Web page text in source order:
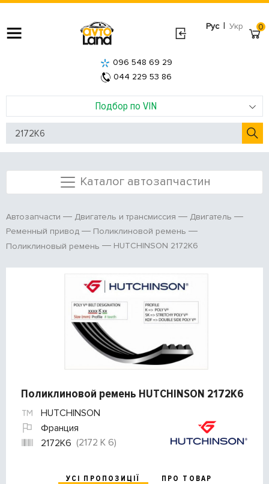
Рус | Укр
Подбор по VIN
096 548 69 29
044 229 53 86
0
Каталог автозапчастин
Автозапчасти Двигатель и трансмиссия
Двигатель
Ременный привод
Поликлиновой ремень
Поликлиновый ремень
HUTCHINSON 2172K6
Поликлиновой ремень HUTCHINSON 2172K6
HUTCHINSON
Франция
2172K6 (2172 K 6)
УСІ ПРОПОЗИЦІЇ
ПРО ТОВАР